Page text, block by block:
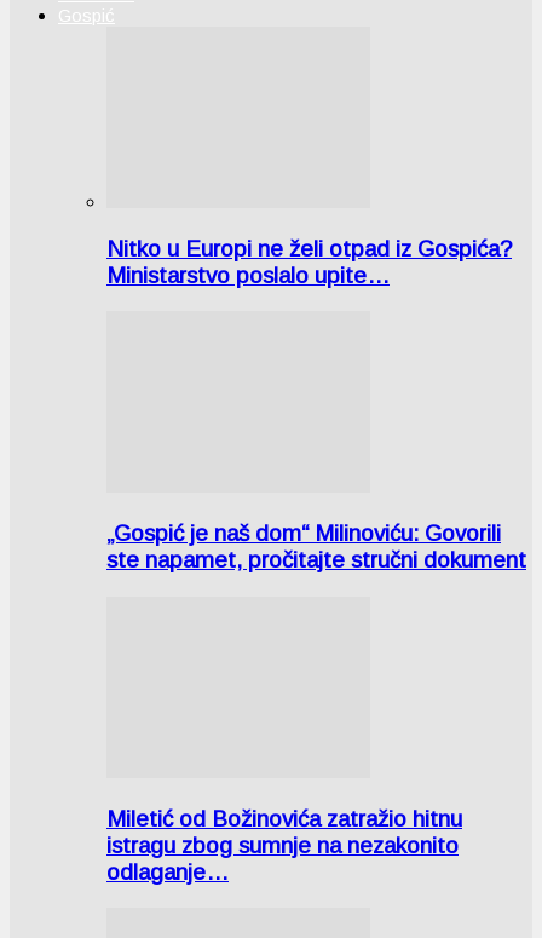
Gospić
Nitko u Europi ne želi otpad iz Gospića?
Ministarstvo poslalo upite…
„Gospić je naš dom“ Milinoviću: Govorili
ste napamet, pročitajte stručni dokument
Miletić od Božinovića zatražio hitnu
istragu zbog sumnje na nezakonito
odlaganje…